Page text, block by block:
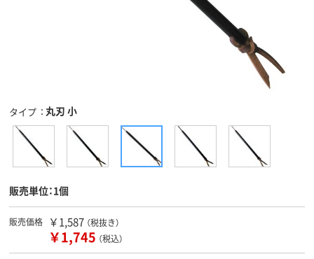
タイプ 丸刃 小
販売単位：1個
販売価格 ￥1,587 （税抜き）
￥1,745 （税込）